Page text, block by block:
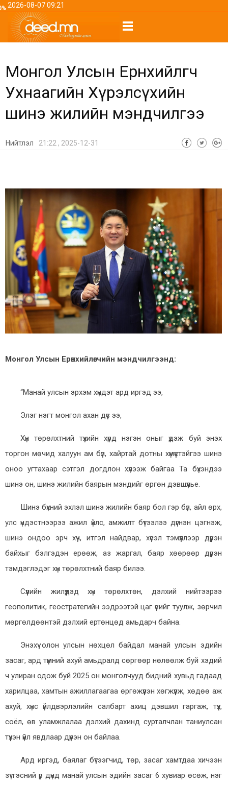
2026-08-07 09:21
Монгол Улсын Ерөнхийлөгч
Ухнаагийн Хүрэлсүхийн
шинэ жилийн мэндчилгээ
Нийтлэл 21:22 , 2025-12-31
Монгол Улсын Ерөнхийлөгчийн мэндчилгээнд:
“Манай улсын эрхэм хүндэт ард иргэд ээ,
Элэг нэгт монгол ахан дүүс ээ,
Хүн төрөлхтний түүхийн хүрд нэгэн оныг үдэж буй энэхүү
торгон мөчид халуун ам бүл, хайртай дотны хүмүүстэйгээ шинэ
оноо угтахаар сэтгэл догдлон хүлээж байгаа Та бүхэндээ
шинэ он, шинэ жилийн баярын мэндийг өргөн дэвшүүлье.
Шинэ бүхний эхлэл шинэ жилийн баяр бол гэр бүл, айл өрх,
улс үндэстнээрээ ажил үйлс, амжилт бүтээлээ дүгнэн цэгнэж,
шинэ ондоо эрч хүч, итгэл найдвар, хүсэл тэмүүллээр дүүрэн
байхыг бэлгэдэн ерөөж, аз жаргал, баяр хөөрөөр дүүрэн
тэмдэглэдэг хүн төрөлхтний баяр билээ.
Сүүлийн жилүүдэд хүн төрөлхтөн, дэлхий нийтээрээ
геополитик, геостратегийн ээдрээтэй цаг үеийг туулж, зөрчил
мөргөлдөөнтэй дэлхий ертөнцөд амьдарч байна.
Энэхүү олон улсын нөхцөл байдал манай улсын эдийн
засаг, ард түмний ахуй амьдралд сөргөөр нөлөөлж буй хэдий
ч улиран одож буй 2025 он монголчууд бидний хувьд гадаад
харилцаа, хамтын ажиллагаагаа өргөжүүлэн хөгжүүлж, хөдөө аж
ахуй, хүнс үйлдвэрлэлийн салбарт ахиц дэвшил гаргаж, түүх,
соёл, өв уламжлалаа дэлхий дахинд сурталчлан таниулсан
түүхэн үйл явдлаар дүүрэн он байлаа.
Ард иргэд, баялаг бүтээгчид, төр, засаг хамтдаа хичээн
зүтгэсний үр дүнд манай улсын эдийн засаг 6 хувиар өсөж, нэг